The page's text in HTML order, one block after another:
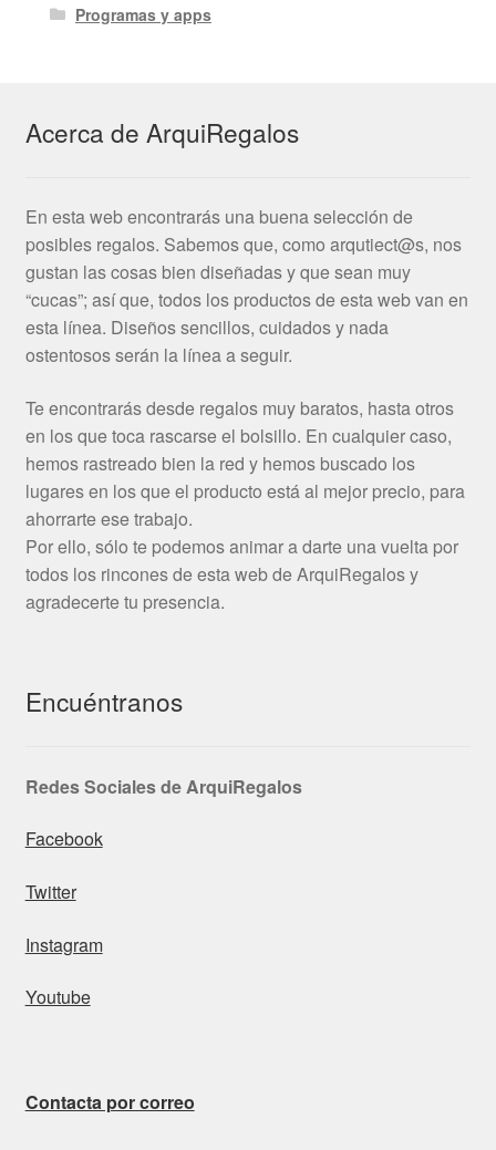
Programas y apps
Acerca de ArquiRegalos
En esta web encontrarás una buena selección de
posibles regalos. Sabemos que, como arqutiect@s, nos
gustan las cosas bien diseñadas y que sean muy
“cucas”; así que, todos los productos de esta web van en
esta línea. Diseños sencillos, cuidados y nada
ostentosos serán la línea a seguir.
Te encontrarás desde regalos muy baratos, hasta otros
en los que toca rascarse el bolsillo. En cualquier caso,
hemos rastreado bien la red y hemos buscado los
lugares en los que el producto está al mejor precio, para
ahorrarte ese trabajo.
Por ello, sólo te podemos animar a darte una vuelta por
todos los rincones de esta web de ArquiRegalos y
agradecerte tu presencia.
Encuéntranos
Redes Sociales de ArquiRegalos
Facebook
Twitter
Instagram
Youtube
Contacta por correo